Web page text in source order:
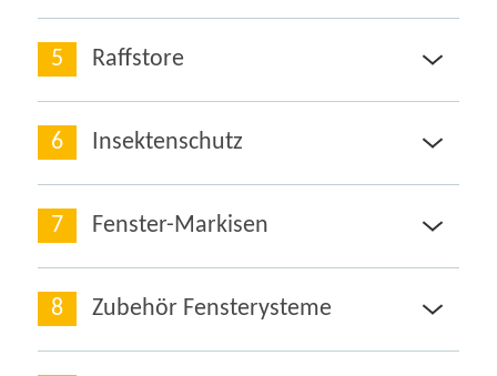
Raffstore
Insektenschutz
Fenster-Markisen
Zubehör Fensterysteme